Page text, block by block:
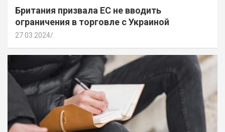
Британия призвала ЕС не вводить
ограничения в торговле с Украиной
27.03.2024